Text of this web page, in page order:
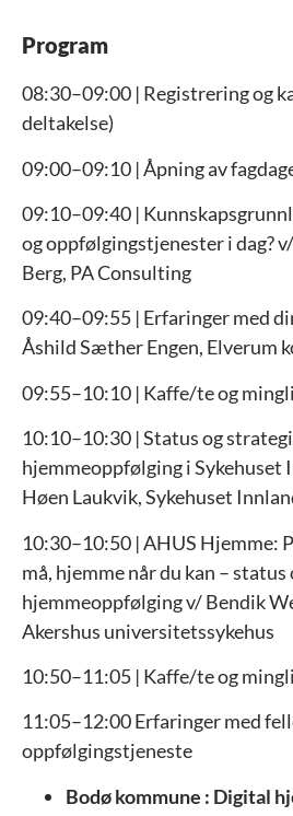
Program
08:30–09:00 | Registrering og
deltakelse)
09:00–09:10 | Åpning av
09:10–09:40 |
og oppfølgingstjenester i dag?
Berg, PA Consulting
09:40–09:55 | Erfaringer med
Åshild Sæther Engen, Elverum
09:55–10:10 | Kaffe/te og
10:10–10:30 |Status og
hjemmeoppfølging i Sykehuset
Høen Laukvik, Sykehuset
10:30–10:50 | AHUS Hjemme:
må, hjemme når du kan – status
hjemmeoppfølgingv/ Bendik
Akershus universitetssykehus
10:50–11:05 | Kaffe/te og
11:05–12:00 Erfaringer med
oppfølgingstjeneste
Bodø kommune : Digital